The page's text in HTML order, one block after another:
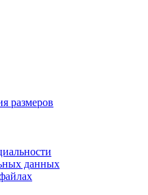
размеров
данных